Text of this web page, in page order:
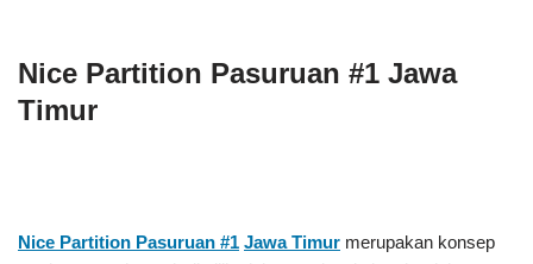
Nice Partition Pasuruan #1 Jawa
Timur
Nice Partition Pasuruan #1 Jawa Timur merupakan konsep